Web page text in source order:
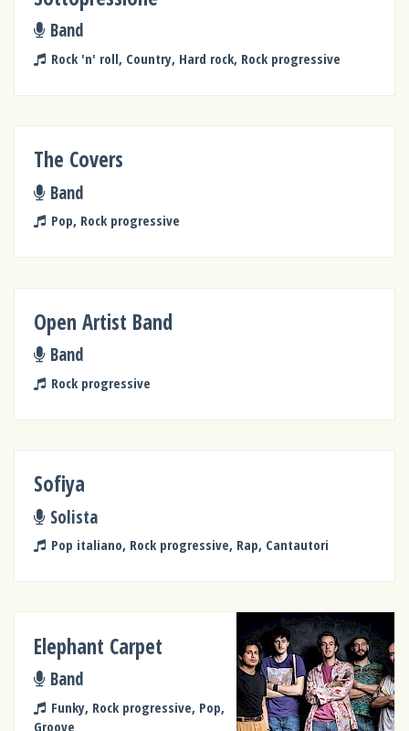
Band
Rock 'n' roll, Country, Hard rock, Rock progressive
The Covers
Band
Pop, Rock progressive
Open Artist Band
Band
Rock progressive
Sofiya
Solista
Pop italiano, Rock progressive, Rap, Cantautori
Elephant Carpet
Band
Funky, Rock progressive, Pop,
Groove